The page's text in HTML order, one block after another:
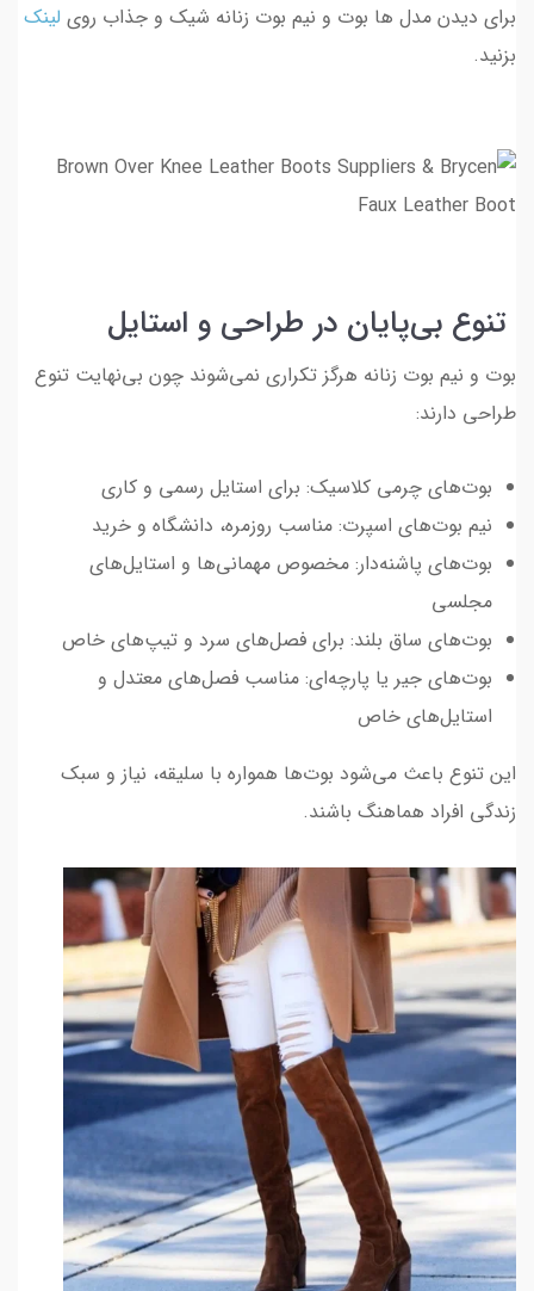
برای دیدن مدل ها بوت و نیم بوت زنانه شیک و جذاب روی لینک
بزنید.
تنوع بی‌پایان در طراحی و استایل
بوت و نیم بوت زنانه هرگز تکراری نمی‌شوند چون بی‌نهایت تنوع
طراحی دارند:
بوت‌های چرمی کلاسیک: برای استایل رسمی و کاری
نیم بوت‌های اسپرت: مناسب روزمره، دانشگاه و خرید
بوت‌های پاشنه‌دار: مخصوص مهمانی‌ها و استایل‌های
مجلسی
بوت‌های ساق بلند: برای فصل‌های سرد و تیپ‌های خاص
بوت‌های جیر یا پارچه‌ای: مناسب فصل‌های معتدل و
استایل‌های خاص
این تنوع باعث می‌شود بوت‌ها همواره با سلیقه، نیاز و سبک
زندگی افراد هماهنگ باشند.